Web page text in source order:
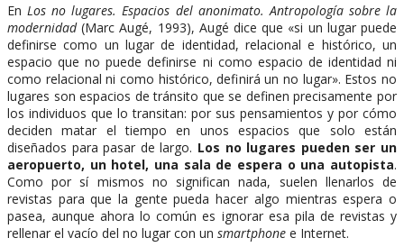
En Los no lugares. Espacios del anonimato. Antropología sobre la
modernidad(Marc Augé, 1993), Augé dice que «si un lugar puede
definirse como un lugar de identidad, relacional e histórico, un
espacio que no puede definirse ni como espacio de identidad ni
como relacional ni como histórico, definirá un no lugar». Estos no
lugares son espacios de tránsito que se definen precisamente por
los individuos que lo transitan: por sus pensamientos y por cómo
deciden matar el tiempo en unos espacios que solo están
diseñados para pasar de largo. Los no lugares pueden ser un
aeropuerto, un hotel, una sala de espera o una autopista.
Como por sí mismos no significan nada, suelen llenarlos de
revistas para que la gente pueda hacer algo mientras espera o
pasea, aunque ahora lo común es ignorar esa pila de revistas y
rellenar el vacío del no lugar con un smartphone e Internet.